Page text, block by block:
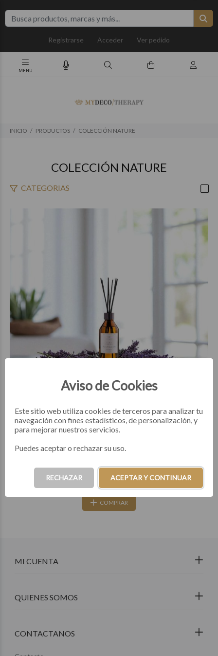
Registrarse Acceder Ver pedido
INICIO PRODUCTOS COLECCIÓN NATURE
COLECCIÓN NATURE
CATEGORIAS
DIFUSORES AMBIENTALES
COMPRAR
MI CUENTA
QUIENES SOMOS
CONTACTANOS
Aviso de Cookies
Este sitio web utiliza cookies de terceros para analizar tu
navegación con fines estadísticos, de personalización, y
para mejorar nuestros servicios.
Puedes aceptar o rechazar su uso.
RECHAZAR ACEPTAR Y CONTINUAR